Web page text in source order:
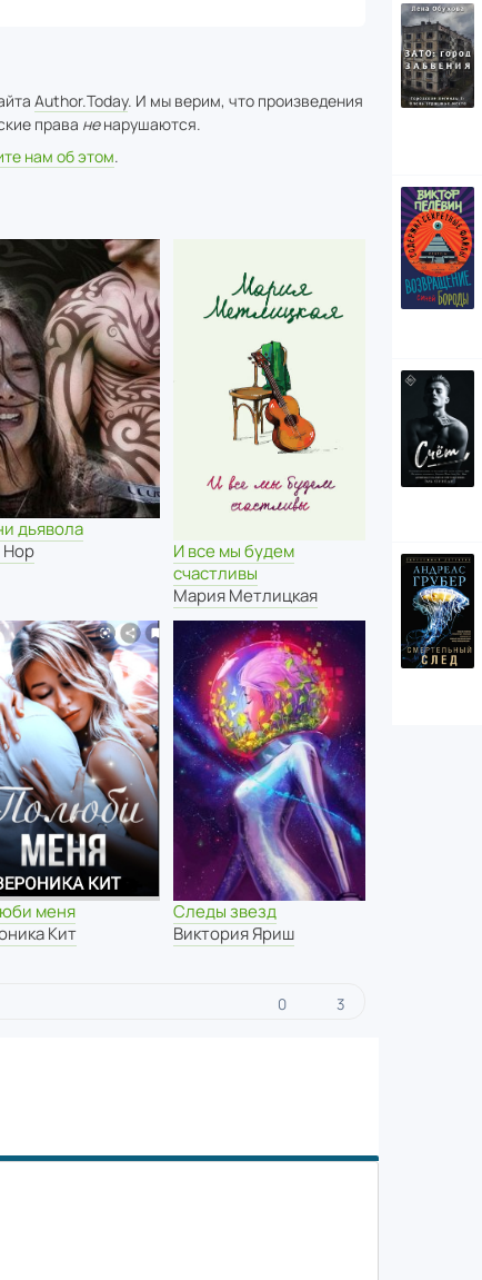
Author.Today. И мы верим, что произведения
права ненарушаются.
нам об этом.
дьявола
И все мы будем
счастливы
Мария Метлицкая
меня
Кит
Следы звезд
Виктория Яриш
0 3